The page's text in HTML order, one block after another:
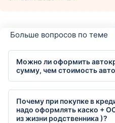
Больше вопросов по теме
Можно ли оформить
сумму, чем стоимость
Почему при покупке в
надо оформлять каско +
из жизни родственника )?